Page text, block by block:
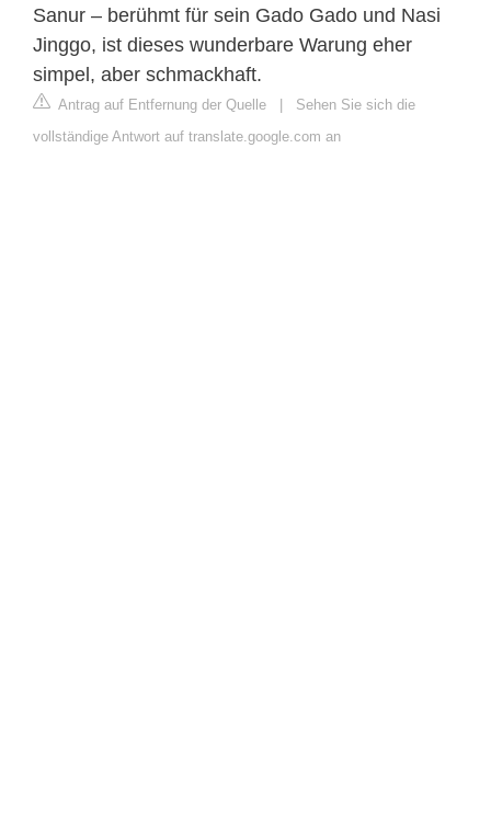
Sanur – berühmt für sein Gado Gado und Nasi
Jinggo, ist dieses wunderbare Warung eher
simpel, aber schmackhaft.
Antrag auf Entfernung der Quelle | Sehen Sie sich die
vollständige Antwort auf translate.google.com an